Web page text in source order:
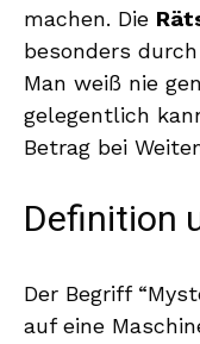
machen. Die
besonders
Man weiß nie
gelegentlich
Betrag bei
Definition
Der Begriff
auf eine